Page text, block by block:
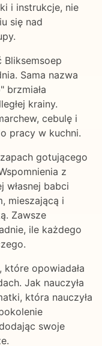
i instrukcje, nie
się nad
Bliksemsoep
Sama nazwa
brzmiała
krainy.
cebulę i
pracy w kuchni.
gotującego
z
własnej babci
mieszającą i
Zawsze
ile każdego
które opowiadała
Jak nauczyła
która nauczyła
swoje